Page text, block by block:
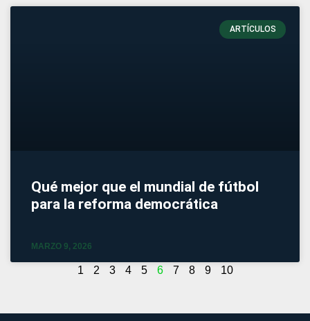
ARTÍCULOS
Qué mejor que el mundial de fútbol
para la reforma democrática
MARZO 9, 2026
1 2 3 4 5 6 7 8 9 10